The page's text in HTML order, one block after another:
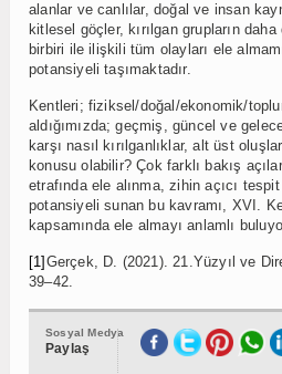
alanlar ve canlılar, doğal ve insan
kitlesel göçler, kırılgan grupların daha
birbiri ile ilişkili tüm olayları ele
potansiyeli taşımaktadır.
Kentleri; fiziksel/doğal/ekonomik/
aldığımızda; geçmiş, güncel ve
karşı nasıl kırılganlıklar, alt üst
konusu olabilir? Çok farklı bakış
etrafında ele alınma, zihin açıcı
potansiyeli sunan bu kavramı, XVI.
kapsamında ele almayı anlamlı
[1] Gerçek, D. (2021). 21.Yüzyıl ve
39–42.
Sosyal Medya
Paylaş